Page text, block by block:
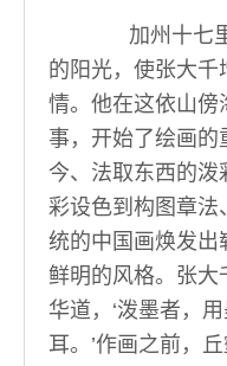
加州十七里
的阳光，使张大
情。他在这依山傍
事，开始了绘画的
今、法取东西的
彩设色到构图章法
统的中国画焕发出
鲜明的风格。张大
华道，‘泼墨者，
耳。’作画之前，